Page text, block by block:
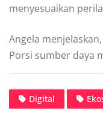
menyesuaikan
Angela
Porsi sumber daya
Digital